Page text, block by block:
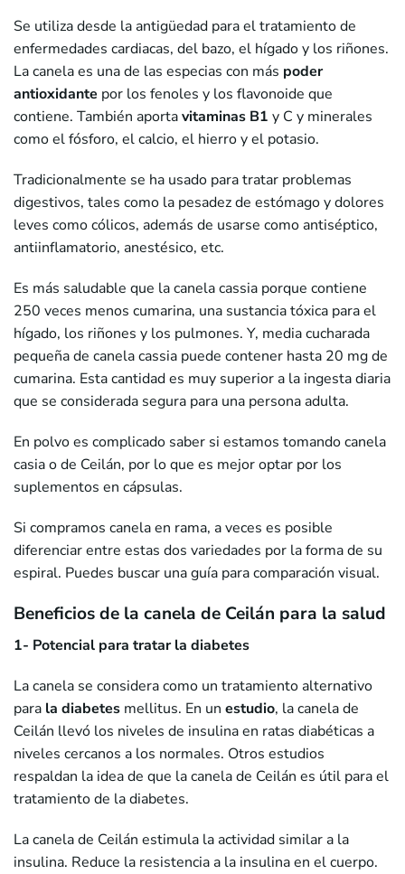
Se utiliza desde la antigüedad para el tratamiento de
enfermedades cardiacas, del bazo, el hígado y los riñones.
La canela es una de las especias con más poder
antioxidante por los fenoles y los flavonoide que
contiene. También aportavitaminas B1 y C y minerales
como el fósforo, el calcio, el hierro y el potasio.
Tradicionalmente se ha usado para tratar problemas
digestivos, tales como la pesadez de estómago y dolores
leves como cólicos, además de usarse como antiséptico,
antiinflamatorio, anestésico, etc.
Es más saludable que la canela cassia porque contiene
250 veces menos cumarina, una sustancia tóxica para el
hígado, los riñones y los pulmones. Y, media cucharada
pequeña de canela cassia puede contener hasta 20 mg de
cumarina. Esta cantidad es muy superior a la ingesta diaria
que se considerada segura para una persona adulta.
En polvo es complicado saber si estamos tomando canela
casia o de Ceilán, por lo que es mejor optar por los
suplementos en cápsulas.
Si compramos canela en rama, a veces es posible
diferenciar entre estas dos variedades por la forma de su
espiral. Puedes buscar una guía para comparación visual.
Beneficios de la canela de Ceilán para la salud
1- Potencial para tratar la diabetes
La canela se considera como un tratamiento alternativo
para la diabetes mellitus. En un estudio, la canela de
Ceilán llevó los niveles de insulina en ratas diabéticas a
niveles cercanos a los normales. Otros estudios
respaldan la idea de que la canela de Ceilán es útil para el
tratamiento de la diabetes.
La canela de Ceilán estimula la actividad similar a la
insulina. Reduce la resistencia a la insulina en el cuerpo.